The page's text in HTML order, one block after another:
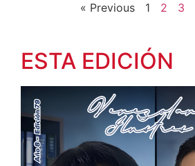
« Previous 1 2 3
ESTA EDICIÓN